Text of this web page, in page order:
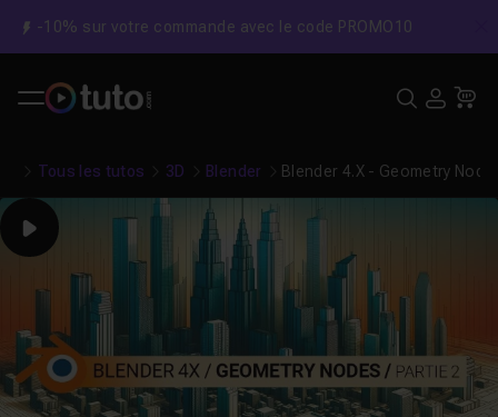
-10% sur votre commande avec le code PROMO10
Tous les tutos 3D Blender Blender 4.X - Geometry
Play